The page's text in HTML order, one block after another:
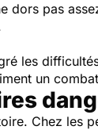
dors pas
les
un
Chez les